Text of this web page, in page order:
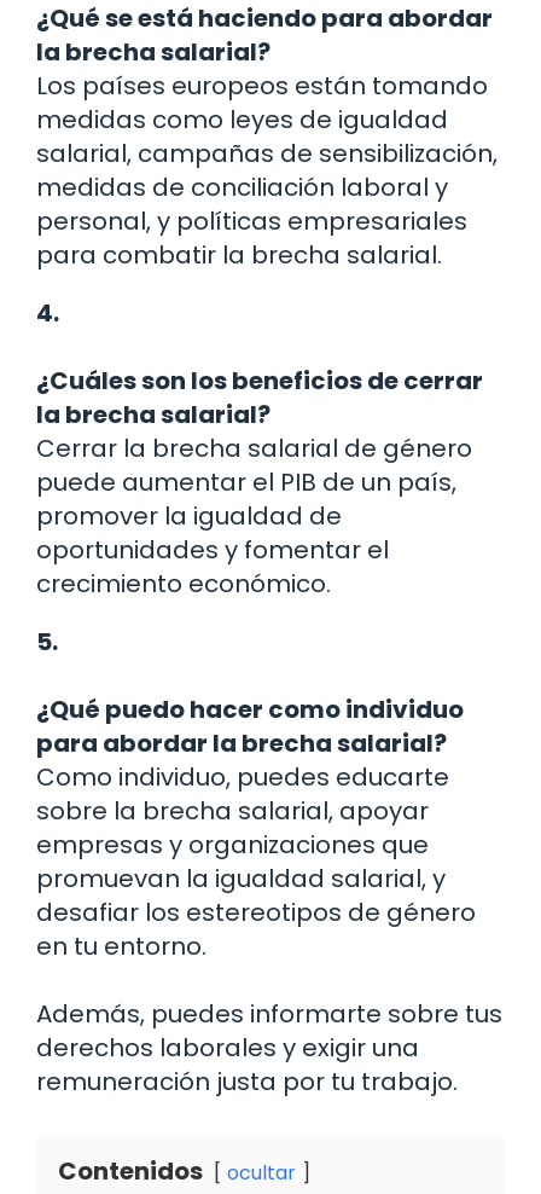
¿Qué se está haciendo para abordar
la brecha salarial?
Los países europeos están tomando
medidas como leyes de igualdad
salarial, campañas de sensibilización,
medidas de conciliación laboral y
personal, y políticas empresariales
para combatir la brecha salarial.
4.
¿Cuáles son los beneficios de cerrar
la brecha salarial?
Cerrar la brecha salarial de género
puede aumentar el PIB de un país,
promover la igualdad de
oportunidades y fomentar el
crecimiento económico.
5.
¿Qué puedo hacer como individuo
para abordar la brecha salarial?
Como individuo, puedes educarte
sobre la brecha salarial, apoyar
empresas y organizaciones que
promuevan la igualdad salarial, y
desafiar los estereotipos de género
en tu entorno.
Además, puedes informarte sobre tus
derechos laborales y exigir una
remuneración justa por tu trabajo.
Contenidos ocultar